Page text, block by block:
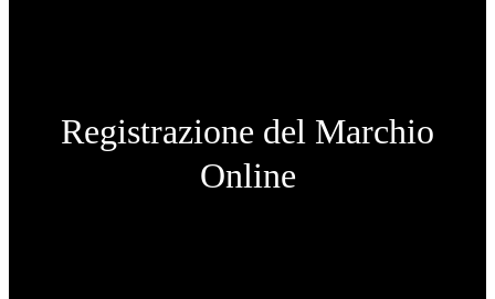
Registrazione del Marchio
Online